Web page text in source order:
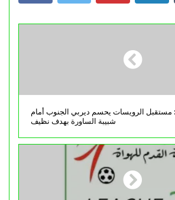
مستقبل الرويسات يحسم ديربي الجنوب أمام
شبيبة الساورة بهدف نظيف